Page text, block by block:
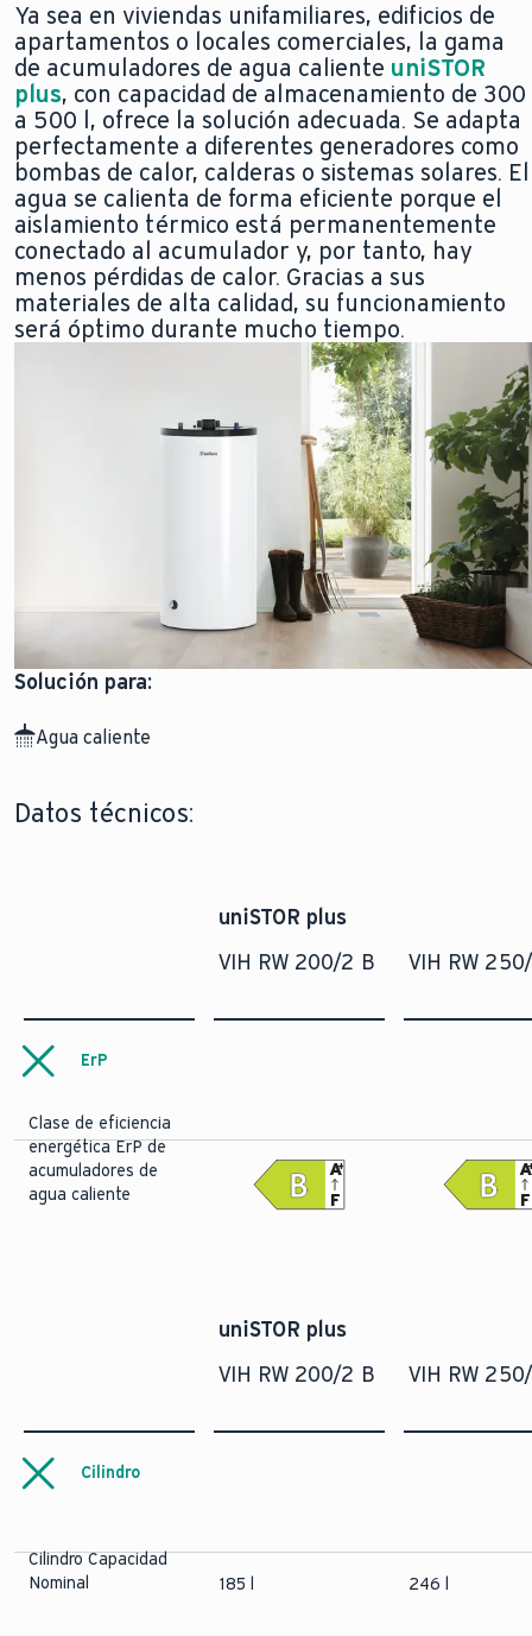
Ya sea en viviendas unifamiliares, edificios de
apartamentos o locales comerciales, la gama
de acumuladores de agua caliente uniSTOR
plus, con capacidad de almacenamiento de 300
a 500 l, ofrece la solución adecuada. Se adapta
perfectamente a diferentes generadores como
bombas de calor, calderas o sistemas solares. El
agua se calienta de forma eficiente porque el
aislamiento térmico está permanentemente
conectado al acumulador y, por tanto, hay
menos pérdidas de calor. Gracias a sus
materiales de alta calidad, su funcionamiento
será óptimo durante mucho tiempo.
Solución para:
Agua caliente
Datos técnicos:
uniSTOR plus
VIH RW 200/2 B
VIH RW
ErP
Clase de eficiencia
energética ErP de
acumuladores de
agua caliente
F
A
+
F
A
uniSTOR plus
VIH RW 200/2 B
VIH RW
Cilindro
Cilindro Capacidad
Nominal
185 l 246 l